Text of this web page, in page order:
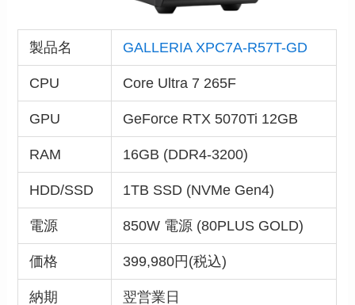
製品名 GALLERIA XPC7A-R57T-GD
CPU Core Ultra 7 265F
GPU GeForce RTX 5070Ti 12GB
RAM 16GB (DDR4-3200)
HDD/SSD 1TB SSD (NVMe Gen4)
電源 850W 電源 (80PLUS GOLD)
価格 399,980円(税込)
納期 翌営業日